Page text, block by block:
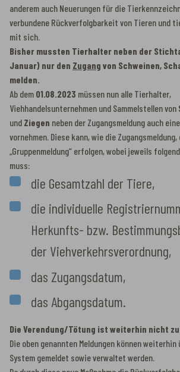
anderem auch Neuerungen für die
verbundene Rückverfolgbarkeit von Tieren und
mit sich.
Bisher mussten Tierhalter neben der
Januar) nur den Zugang von Schweinen,
melden.
Ab dem 01.08.2023 müssen nun alle Tierhalter,
Viehhandelsunternehmen und Sammelstellen von
und Ziegen neben der Zugangsmeldung auch eine
vornehmen. Diese kann, wie die
„Gruppenmeldung“ erfolgen, wobei jeweils
muss:
die Gesamtzahl der Tiere,
die individuelle
Herkunfts- bzw.
der Viehverkehrsverordnung,
das Zugangsdatum,
das Abgangsdatum.
Die Verendung/Tötung ist weiterhin nicht
Die oben genannten Meldungen können
System gemeldet sowie verwaltet werden.